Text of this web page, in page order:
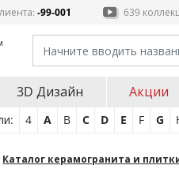
-99-001 639
3D Дизайн Акции
4 A B C D E F G
Каталог керамогранита и